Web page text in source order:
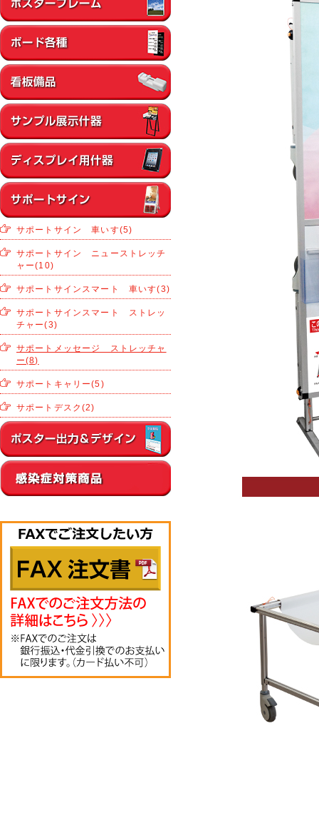
サポートサイン 車いす(5)
サポートサイン ニューストレッチ
ャー(10)
サポートサインスマート 車いす(3)
サポートサインスマート ストレッ
チャー(3)
サポートメッセージ ストレッチャ
ー(8)
サポートキャリー(5)
サポートデスク(2)